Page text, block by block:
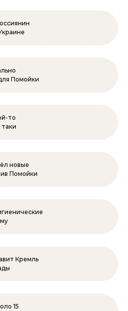
Помойки
то
новые
Помойки
Кремль
15